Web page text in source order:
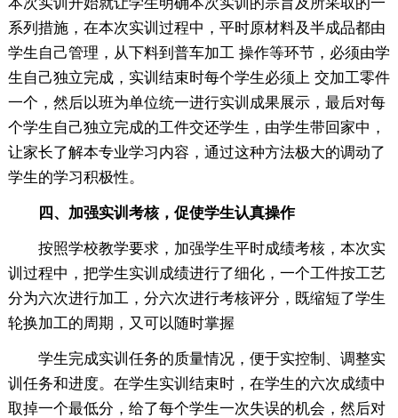
系列措施，在本次实训过程中，平时原材料及半成品都由
学生自己管理，从下料到普车加工 操作等环节，必须由学
生自己独立完成，实训结束时每个学生必须上 交加工零件
一个，然后以班为单位统一进行实训成果展示，最后对每
个学生自己独立完成的工件交还学生，由学生带回家中，
让家长了解本专业学习内容，通过这种方法极大的调动了
学生的学习积极性。
四、加强实训考核，促使学生认真操作
按照学校教学要求，加强学生平时成绩考核，本次实
训过程中，把学生实训成绩进行了细化，一个工件按工艺
分为六次进行加工，分六次进行考核评分，既缩短了学生
轮换加工的周期，又可以随时掌握
学生完成实训任务的质量情况，便于实控制、调整实
训任务和进度。在学生实训结束时，在学生的六次成绩中
取掉一个最低分，给了每个学生一次失误的机会，然后对